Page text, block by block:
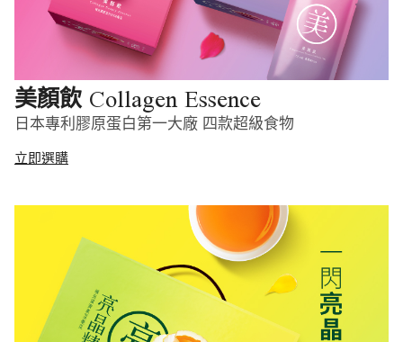
美顏飲 Collagen Essence
日本專利膠原蛋白第一大廠 四款超級食物
立即選購